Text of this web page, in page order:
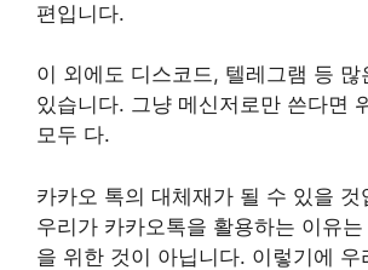
편입니다.
이 외에도 디스코드, 텔레그램 등 많
있습니다. 그냥 메신저로만 쓴다면
모두 다.
카카오 톡의 대체재가 될 수 있을 것
우리가 카카오톡을 활용하는 이유
을 위한 것이 아닙니다. 이렇기에 우